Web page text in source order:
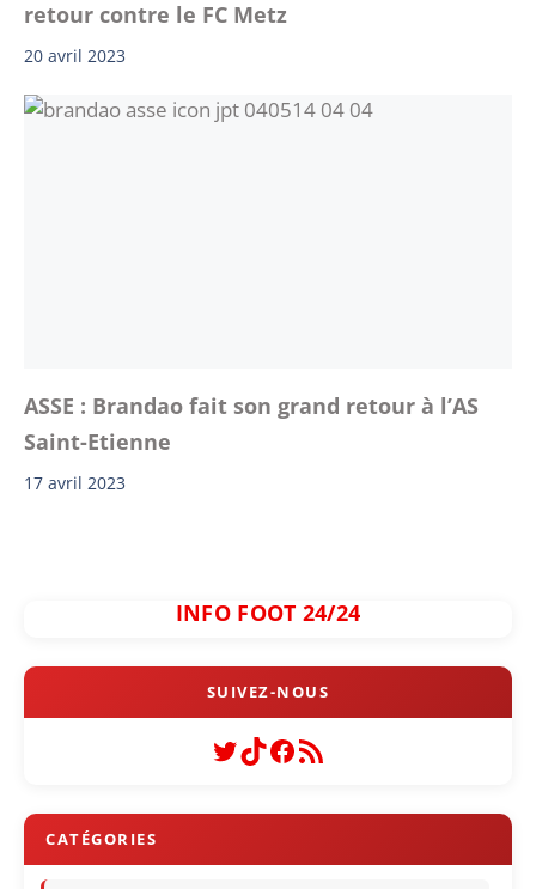
retour contre le FC Metz
20 avril 2023
ASSE : Brandao fait son grand retour à l’AS
Saint-Etienne
17 avril 2023
INFO FOOT 24/24
Twitter
TikTok
Facebook
Flux RSS